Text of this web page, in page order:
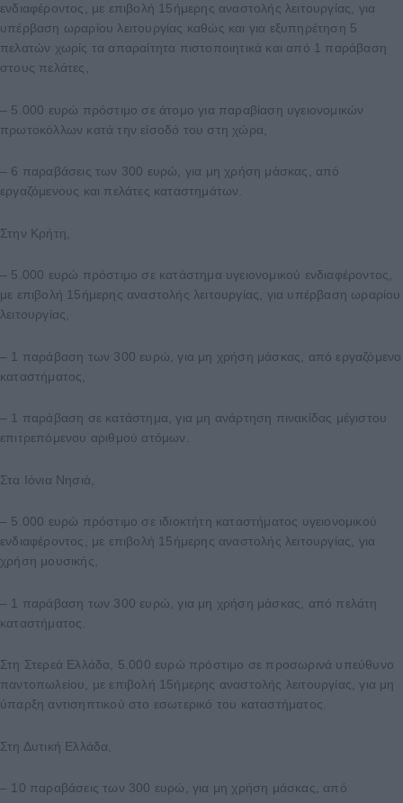
ενδιαφέροντος, με επιβολή 15ήμερης αναστολής λειτουργίας, για
υπέρβαση ωραρίου λειτουργίας καθώς και για εξυπηρέτηση 5
πελατών χωρίς τα απαραίτητα πιστοποιητικά και από 1 παράβαση
στους πελάτες,
– 5.000 ευρώ πρόστιμο σε άτομο για παραβίαση υγειονομικών
πρωτοκόλλων κατά την είσοδό του στη χώρα,
– 6 παραβάσεις των 300 ευρώ, για μη χρήση μάσκας, από
εργαζόμενους και πελάτες καταστημάτων.
Στην Κρήτη,
– 5.000 ευρώ πρόστιμο σε κατάστημα υγειονομικού ενδιαφέροντος,
με επιβολή 15ήμερης αναστολής λειτουργίας, για υπέρβαση ωραρίου
λειτουργίας,
– 1 παράβαση των 300 ευρώ, για μη χρήση μάσκας, από εργαζόμενο
καταστήματος,
– 1 παράβαση σε κατάστημα, για μη ανάρτηση πινακίδας μέγιστου
επιτρεπόμενου αριθμού ατόμων.
Στα Ιόνια Νησιά,
– 5.000 ευρώ πρόστιμο σε ιδιοκτήτη καταστήματος υγειονομικού
ενδιαφέροντος, με επιβολή 15ήμερης αναστολής λειτουργίας, για
χρήση μουσικής,
– 1 παράβαση των 300 ευρώ, για μη χρήση μάσκας, από πελάτη
καταστήματος.
Στη Στερεά Ελλάδα, 5.000 ευρώ πρόστιμο σε προσωρινά υπεύθυνο
παντοπωλείου, με επιβολή 15ήμερης αναστολής λειτουργίας, για μη
ύπαρξη αντισηπτικού στο εσωτερικό του καταστήματος.
Στη Δυτική Ελλάδα,
– 10 παραβάσεις των 300 ευρώ, για μη χρήση μάσκας, από